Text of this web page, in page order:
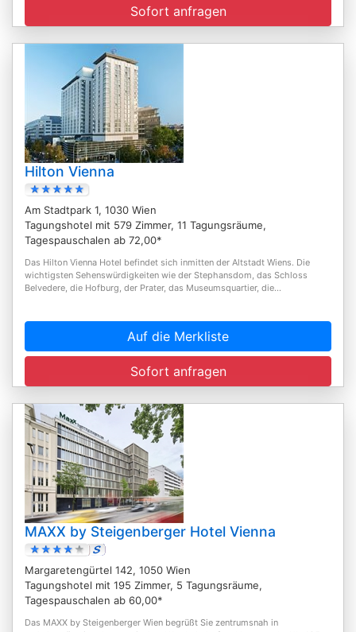
Sofort anfragen
Hilton Vienna
Am Stadtpark 1, 1030 Wien
Tagungshotel mit 579 Zimmer, 11 Tagungsräume,
Tagespauschalen ab 72,00*
Das Hilton Vienna Hotel befindet sich inmitten der Altstadt Wiens. Die
wichtigsten Sehenswürdigkeiten wie der Stephansdom, das Schloss
Belvedere, die Hofburg, der Prater, das Museumsquartier, die...
Auf die Merkliste
Sofort anfragen
MAXX by Steigenberger Hotel Vienna
Margaretengürtel 142, 1050 Wien
Tagungshotel mit 195 Zimmer, 5 Tagungsräume,
Tagespauschalen ab 60,00*
Das MAXX by Steigenberger Wien begrüßt Sie zentrumsnah in